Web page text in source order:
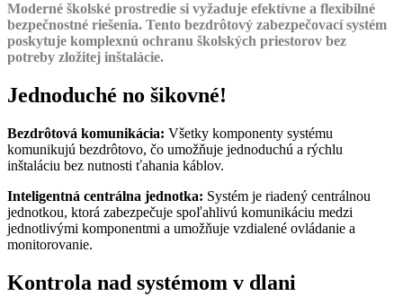
Moderné školské prostredie si vyžaduje efektívne a flexibilné
bezpečnostné riešenia. Tento bezdrôtový zabezpečovací systém
poskytuje komplexnú ochranu školských priestorov bez
potreby zložitej inštalácie.
Jednoduché no šikovné!
Bezdrôtová komunikácia: Všetky komponenty systému
komunikujú bezdrôtovo, čo umožňuje jednoduchú a rýchlu
inštaláciu bez nutnosti ťahania káblov.
Inteligentná centrálna jednotka: Systém je riadený centrálnou
jednotkou, ktorá zabezpečuje spoľahlivú komunikáciu medzi
jednotlivými komponentmi a umožňuje vzdialené ovládanie a
monitorovanie.
Kontrola nad systémom v dlani